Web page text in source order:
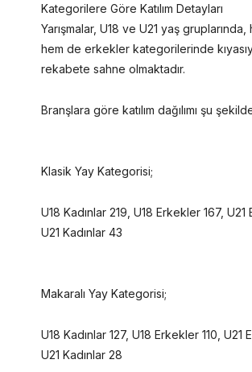
Kategorilere Göre Katılım Detayları
Yarışmalar, U18 ve U21 yaş gruplarında,
hem de erkekler kategorilerinde
rekabete sahne olmaktadır.
Branşlara göre katılım dağılımı şu
Klasik Yay Kategorisi;
U18 Kadınlar 219, U18 Erkekler 167, U21
U21 Kadınlar 43
Makaralı Yay Kategorisi;
U18 Kadınlar 127, U18 Erkekler 110, U21
U21 Kadınlar 28